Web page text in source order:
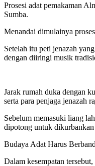
Prosesi adat pemakaman
Sumba.
Menandai dimulainya
Setelah itu peti jenazah
dengan diiringi musik
Jarak rumah duka dengan
serta para penjaga jenazah
Sebelum memasuki liang
dipotong untuk dikurbankan
Budaya Adat Harus
Dalam kesempatan